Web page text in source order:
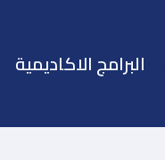
البرامج الاكاديمية